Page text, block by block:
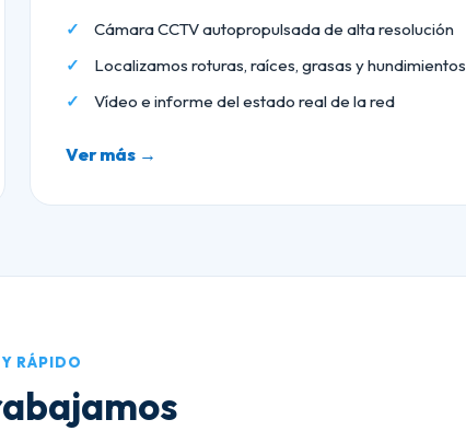
Cámara CCTV autopropulsada de alta resolución
Localizamos roturas, raíces, grasas y hundimientos
Vídeo e informe del estado real de la red
Ver más →
Y RÁPIDO